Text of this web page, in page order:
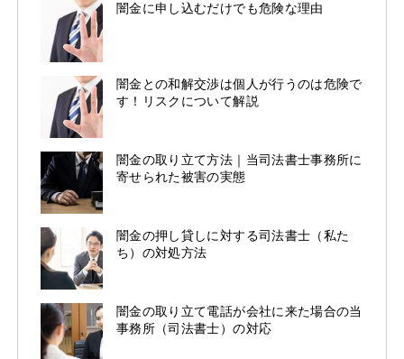
闇金に申し込むだけでも危険な理由
闇金との和解交渉は個人が行うのは危険で
す！リスクについて解説
闇金の取り立て方法｜当司法書士事務所に
寄せられた被害の実態
闇金の押し貸しに対する司法書士（私た
ち）の対処方法
闇金の取り立て電話が会社に来た場合の当
事務所（司法書士）の対応